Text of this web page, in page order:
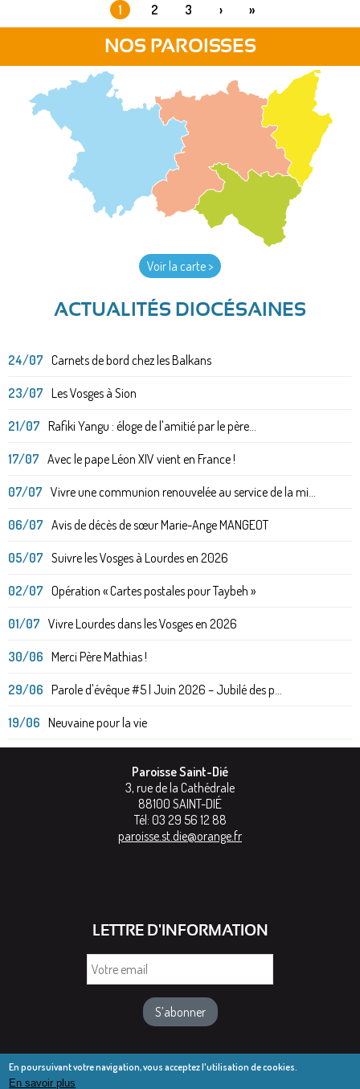
1 2 3 › »
NOS PAROISSES
Voir la carte >
ACTUALITÉS DIOCÉSAINES
24/07 Carnets de bord chez les Balkans
23/07 Les Vosges à Sion
21/07 Rafiki Yangu : éloge de l'amitié par le père...
17/07 Avec le pape Léon XIV vient en France !
07/07 Vivre une communion renouvelée au service de la mi...
06/07 Avis de décès de sœur Marie-Ange MANGEOT
05/07 Suivre les Vosges à Lourdes en 2026
02/07 Opération « Cartes postales pour Taybeh »
01/07 Vivre Lourdes dans les Vosges en 2026
30/06 Merci Père Mathias !
29/06 Parole d'évêque #5 | Juin 2026 – Jubilé des p...
19/06 Neuvaine pour la vie
Paroisse Saint-Dié
3, rue de la Cathédrale
88100 SAINT-DIÉ
Tél: 03 29 56 12 88
paroisse.st.die@orange.fr
LETTRE D'INFORMATION
En poursuivant votre navigation, vous acceptez l'utilisation de cookies.
En savoir plus